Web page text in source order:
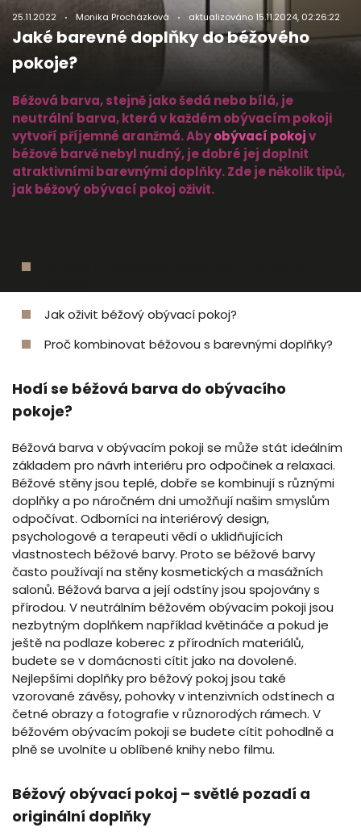
25.11.2022 Monika Procházková aktualizováno15.11.2024, 02:26:22
Jaké barevné doplňky do béžového
pokoje?
Béžová barva, stejně jako šedá nebo bílá, je
neutrální barva, která v každém obývacím pokoji
vytvoří příjemné aranžmá. Abyobývací pokojv
béžové barvě nebyl nudný, je dobré jej doplnit
atraktivními barevnými doplňky. Zde je několik tipů,
jak béžový obývací pokoj oživit.
Jak oživit béžový obývací pokoj?
Proč kombinovat béžovou s barevnými doplňky?
Hodí se béžová barva do obývacího
pokoje?
Béžová barva v obývacím pokoji se může stát ideálním
základem pro návrh interiéru pro odpočinek a relaxaci.
Béžové stěny jsou teplé, dobře se kombinují s různými
doplňky a po náročném dni umožňují našim smyslům
odpočívat. Odborníci na interiérový design,
psychologové a terapeuti vědí o uklidňujících
vlastnostech béžové barvy. Proto se béžové barvy
často používají na stěny kosmetických a masážních
salonů. Béžová barva a její odstíny jsou spojovány s
přírodou. V neutrálním béžovém obývacím pokoji jsou
nezbytným doplňkem například květináče a pokud je
ještě na podlaze koberec z přírodních materiálů,
budete se v domácnosti cítit jako na dovolené.
Nejlepšími doplňky pro béžový pokoj jsou také
vzorované závěsy, pohovky v intenzivních odstínech a
četné obrazy a fotografie v různorodých rámech. V
béžovém obývacím pokoji se budete cítit pohodlně a
plně se uvolníte u oblíbené knihy nebo filmu.
Béžový obývací pokoj – světlé pozadí a
originální doplňky